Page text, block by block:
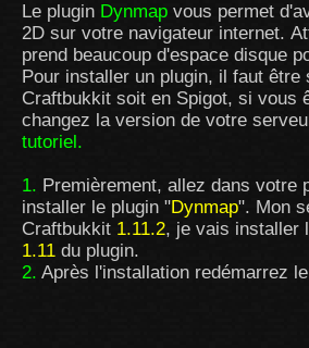
Le plugin Dynmap vous permet
2D sur votre navigateur internet.
prend beaucoup d'espace disque
Pour installer un plugin, il faut être
Craftbukkit soit en Spigot, si vous
changez la version de votre
tutoriel.
1. Premièrement, allez dans votre
installer le plugin "Dynmap". Mon
Craftbukkit 1.11.2, je vais
1.11 du plugin.
2. Après l'installation redémarrez